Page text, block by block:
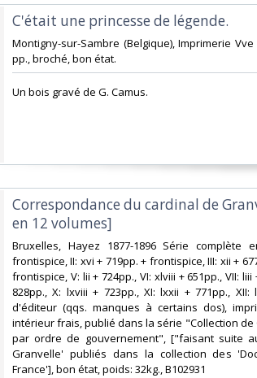
‎C'était une princesse de légende.‎
‎Montigny-sur-Sambre (Belgique), Imprimerie
pp., broché, bon état.‎
‎Un bois gravé de G. Camus.‎
‎Correspondance du cardinal de
en 12 volumes]‎
‎Bruxelles, Hayez 1877-1896 Série
frontispice, II: xvi + 719pp. + frontispice, III: xii +
frontispice, V: lii + 724pp., VI: xlviii + 651pp., VII: liii
828pp., X: lxviii + 723pp., XI: lxxii + 771pp.,
d'éditeur (qqs. manques à certains dos),
intérieur frais, publié dans la série "Collection
par ordre de gouvernement", ["faisant suite
Granvelle' publiés dans la collection des
France'], bon état, poids: 32kg., B102931‎